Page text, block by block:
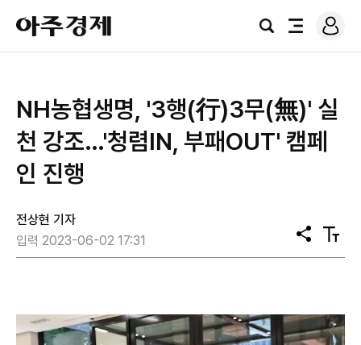
아
주
경
검
전
로
그
NH농협생명, '3행(行)3무(無)' 실
천 강조…'청렴IN, 부패OUT' 캠페
인 진행
전상현 기자
입력 2023-06-02 17:31
공
유
텍
스